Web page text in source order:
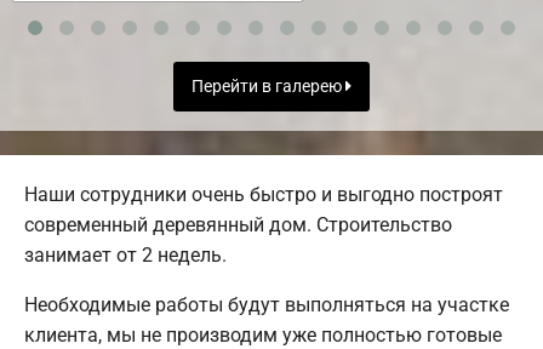
Перейти в галерею
Наши сотрудники очень быстро и выгодно построят
современный деревянный дом. Строительство
занимает от 2 недель.
Необходимые работы будут выполняться на участке
клиента, мы не производим уже полностью готовые